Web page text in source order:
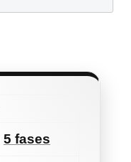
5 fases